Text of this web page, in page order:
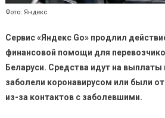
Фото: Яндекс
Сервис «Яндекс Go» продлил
финансовой помощи для
Беларуси. Средства идут на
заболели коронавирусом или были
из-за контактов с заболевшими.